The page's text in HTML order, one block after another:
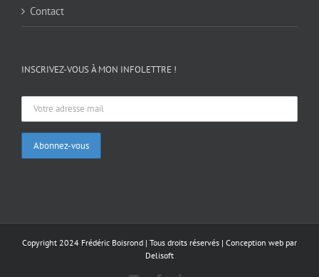
Contact
INSCRIVEZ-VOUS À MON INFOLETTRE !
Copyright 2024 Frédéric Boisrond | Tous droits réservés | Conception web par
Delisoft